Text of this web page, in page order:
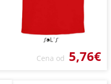
Cena od 5,76€